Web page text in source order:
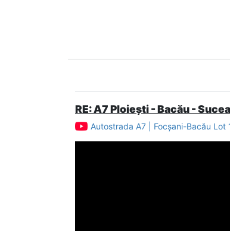
RE: A7 Ploiești - Bacău -
Autostrada A7 | Focșani-Bacău